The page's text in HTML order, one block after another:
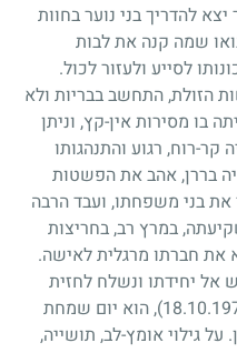
להדריך בני נוער בחוות
שמה קנה את לבות
לסייע ולעזור לכול.
הזולת, התחשב בבריות ולא
בו מסירות אין-קץ, וניתן
קר-רוח, רגוע והתנהגותו
בררן, אהב את הפשטות
בני משפחתו, ועבד הרבה
במרץ רב, בחריצות
את חברתו מרגלית לאישה.
יחידתו ונשלח לחזית
, הוא יום שמחת
גילוי אומץ-לב, תושייה,